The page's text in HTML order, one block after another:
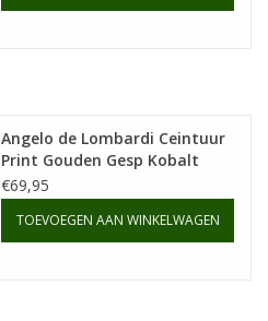
Angelo de Lombardi Ceintuur
Print Gouden Gesp Kobalt
Leer
€69,95
TOEVOEGEN AAN WINKELWAGEN